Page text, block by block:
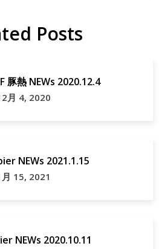
Posts
豚熱 NEWs 2020.12.4
月 4, 2020
NEWs 2021.1.15
月 15, 2021
NEWs 2020.10.11